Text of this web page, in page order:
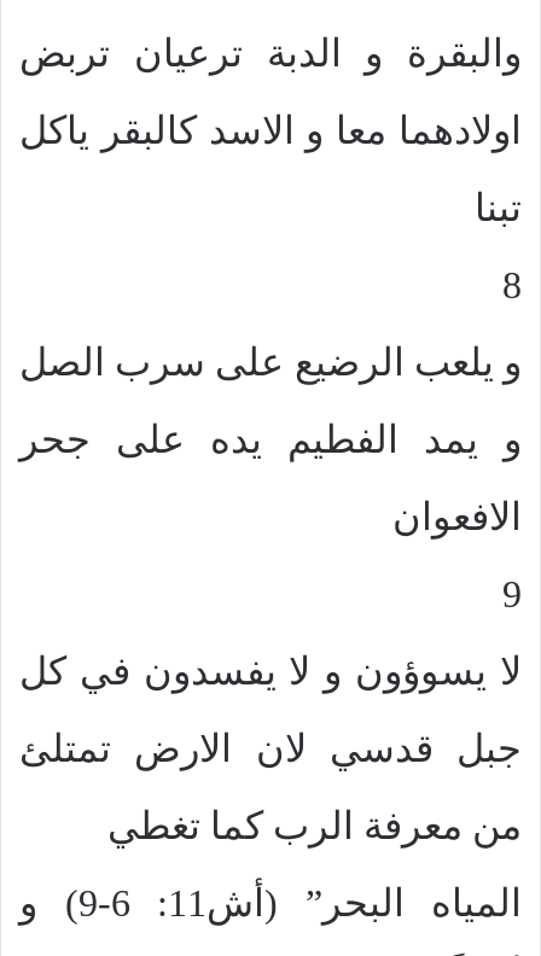
والبقرة و الدبة ترعيان تربض
اولادهما معا و الاسد كالبقر ياكل
تبنا
8
و يلعب الرضيع على سرب الصل
و يمد الفطيم يده على جحر
الافعوان
9
لا يسوؤون و لا يفسدون في كل
جبل قدسي لان الارض تمتلئ
من معرفة الرب كما تغطي
المياه البحر” (أش11: 6-9) و